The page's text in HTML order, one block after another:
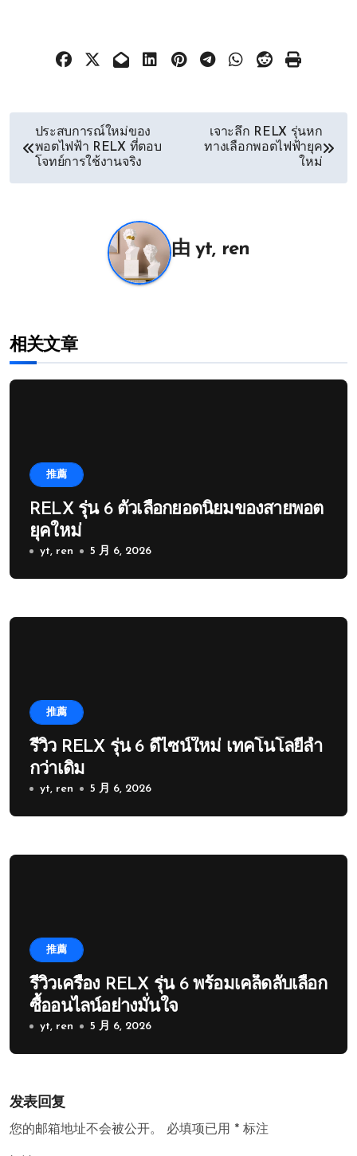
ประสบการณ์ใหม่ของ
พอตไฟฟ้า RELX ที่ตอบ
โจทย์การใช้งานจริง
เจาะลึก RELX รุ่นหก
ทางเลือกพอตไฟฟ้ายุค
ใหม่
由yt, ren
相关文章
推薦
RELX รุ่น 6 ตัวเลือกยอดนิยมของสายพอต
ยุคใหม่
yt, ren 5 月 6, 2026
推薦
รีวิว RELX รุ่น 6 ดีไซน์ใหม่ เทคโนโลยีล้ำ
กว่าเดิม
yt, ren 5 月 6, 2026
推薦
รีวิวเครื่อง RELX รุ่น 6 พร้อมเคล็ดลับเลือก
ซื้ออนไลน์อย่างมั่นใจ
yt, ren 5 月 6, 2026
发表回复
您的邮箱地址不会被公开。 必填项已用 * 标注